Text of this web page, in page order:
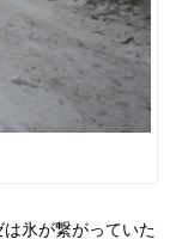
氷が繋がっていた